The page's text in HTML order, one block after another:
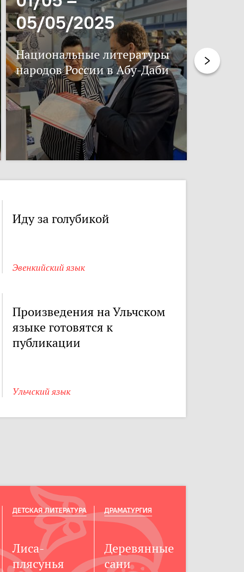
05/05/2025
Национальные литературы
народов России в Абу-Даби
Иду за голубикой
Эвенкийский язык
Произведения на Ульчском
языке готовятся к
публикации
Ульчский язык
Лиса-
плясунья
ДЕТСКАЯ ЛИТЕРАТУРА
Деревянные
сани
ДРАМАТУРГИЯ